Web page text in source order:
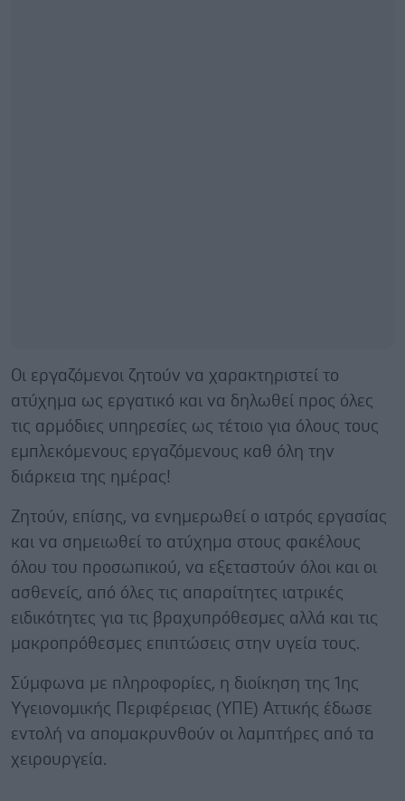
Οι εργαζόμενοι ζητούν να χαρακτηριστεί το
ατύχημα ως εργατικό και να δηλωθεί προς όλες
τις αρμόδιες υπηρεσίες ως τέτοιο για όλους τους
εμπλεκόμενους εργαζόμενους καθ όλη την
διάρκεια της ημέρας!
Ζητούν, επίσης, να ενημερωθεί ο ιατρός εργασίας
και να σημειωθεί το ατύχημα στους φακέλους
όλου του προσωπικού, να εξεταστούν όλοι και οι
ασθενείς, από όλες τις απαραίτητες ιατρικές
ειδικότητες για τις βραχυπρόθεσμες αλλά και τις
μακροπρόθεσμες επιπτώσεις στην υγεία τους.
Σύμφωνα με πληροφορίες, η διοίκηση της 1ης
Υγειονομικής Περιφέρειας (ΥΠΕ) Αττικής έδωσε
εντολή να απομακρυνθούν οι λαμπτήρες από τα
χειρουργεία.